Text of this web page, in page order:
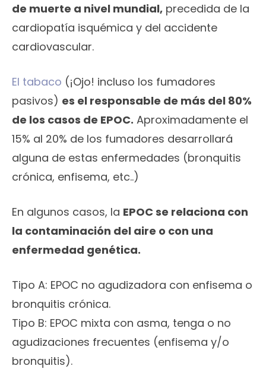
de muerte a nivel mundial, precedida de la
cardiopatía isquémica y del accidente
cardiovascular.
El tabaco (¡Ojo! incluso los fumadores
pasivos) es el responsable de más del 80%
de los casos de EPOC. Aproximadamente el
15% al 20% de los fumadores desarrollará
alguna de estas enfermedades (bronquitis
crónica, enfisema, etc..)
En algunos casos, la EPOC se relaciona con
la contaminación del aire o con una
enfermedad genética.
Tipo A: EPOC no agudizadora con enfisema o
bronquitis crónica.
Tipo B: EPOC mixta con asma, tenga o no
agudizaciones frecuentes (enfisema y/o
bronquitis).